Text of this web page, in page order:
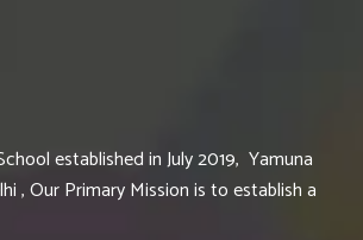
established in July 2019, Yamuna
, Our Primary Mission is to establish a